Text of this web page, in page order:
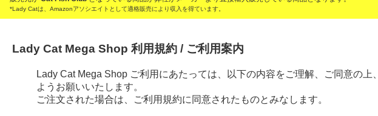
*Lady Catは、Amazonアソシエイトとして適格販売により収入を得ています。
Lady Cat Mega Shop 利用規約 / ご利用案内
Lady Cat Mega Shop ご利用にあたっては、以下の内容をご理解、ご同意の上
ようお願いいたします。
ご注文された場合は、ご利用規約に同意されたものとみなします。